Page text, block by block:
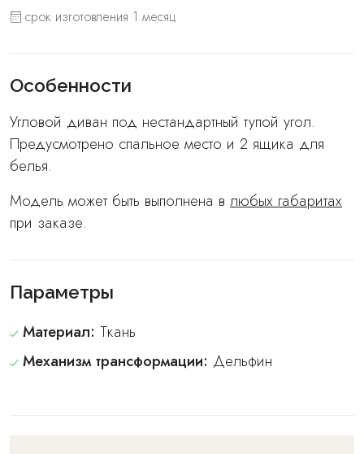
срок изготовления 1 месяц
Особенности
Угловой диван под нестандартный тупой угол.
Предусмотрено спальное место и 2 ящика для
белья.
Модель может быть выполнена в любых габаритах
при заказе.
Параметры
Материал: Ткань
Механизм трансформации: Дельфин